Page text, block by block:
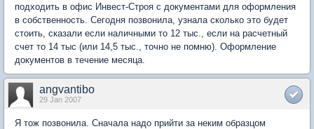
подходить в офис Инвест-Строя с документами для оформления
в собственность. Сегодня позвонила, узнала сколько это будет
стоить, сказали если наличными то 12 тыс., если на расчетный
счет то 14 тыс (или 14,5 тыс., точно не помню). Оформление
документов в течение месяца.
angvantibo
29 Jan 2007
Я тож позвонила. Сначала надо прийти за неким образцом